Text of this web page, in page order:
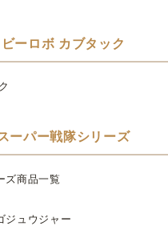
ビーロボ カブタック
ーパー戦隊シリーズ
ズ商品一覧
ジュウジャー